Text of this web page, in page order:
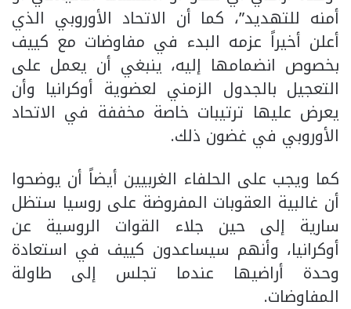
أمنه للتهديد”، كما أن الاتحاد الأوروبي الذي
أعلن أخيراً عزمه البدء في مفاوضات مع كييف
بخصوص انضمامها إليه، ينبغي أن يعمل على
التعجيل بالجدول الزمني لعضوية أوكرانيا وأن
يعرض عليها ترتيبات خاصة مخففة في الاتحاد
الأوروبي في غضون ذلك.
كما ويجب على الحلفاء الغربيين أيضاً أن يوضحوا
أن غالبية العقوبات المفروضة على روسيا ستظل
سارية إلى حين جلاء القوات الروسية عن
أوكرانيا، وأنهم سيساعدون كييف في استعادة
وحدة أراضيها عندما تجلس إلى طاولة
المفاوضات.